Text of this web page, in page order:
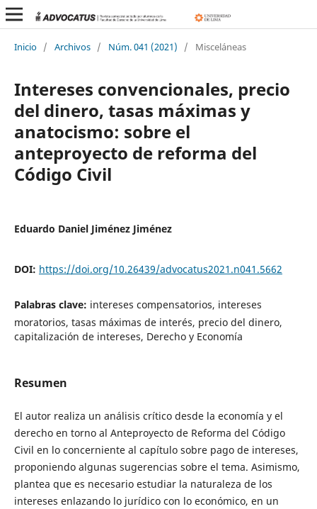
Inicio / Archivos / Núm. 041 (2021) / Misceláneas
Intereses convencionales, precio
del dinero, tasas máximas y
anatocismo: sobre el
anteproyecto de reforma del
Código Civil
Eduardo Daniel Jiménez Jiménez
DOI: https://doi.org/10.26439/advocatus2021.n041.5662
Palabras clave: intereses compensatorios, intereses
moratorios, tasas máximas de interés, precio del dinero,
capitalización de intereses, Derecho y Economía
Resumen
El autor realiza un análisis crítico desde la economía y el
derecho en torno al Anteproyecto de Reforma del Código
Civil en lo concerniente al capítulo sobre pago de intereses,
proponiendo algunas sugerencias sobre el tema. Asimismo,
plantea que es necesario estudiar la naturaleza de los
intereses enlazando lo jurídico con lo económico, en un